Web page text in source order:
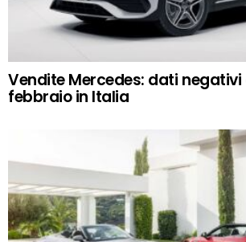
Vendite Mercedes: dati negativi
febbraio in Italia